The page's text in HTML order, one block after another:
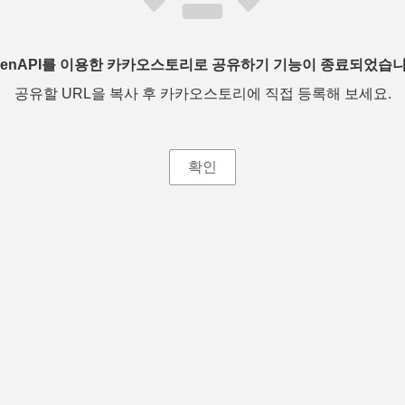
를 이용한 카카오스토리로 공유하기 기능이 종료되었습
공유할 URL을 복사 후 카카오스토리에 직접 등록해 보세요.
확인